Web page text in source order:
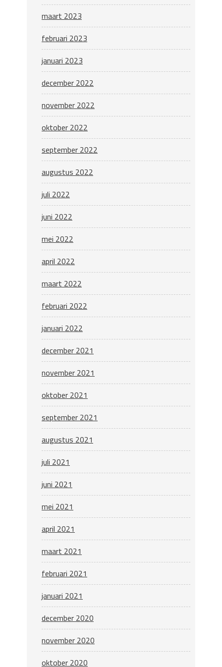
maart 2023
februari 2023
januari 2023
december 2022
november 2022
oktober 2022
september 2022
augustus 2022
juli 2022
juni 2022
mei 2022
april 2022
maart 2022
februari 2022
januari 2022
december 2021
november 2021
oktober 2021
september 2021
augustus 2021
juli 2021
juni 2021
mei 2021
april 2021
maart 2021
februari 2021
januari 2021
december 2020
november 2020
oktober 2020